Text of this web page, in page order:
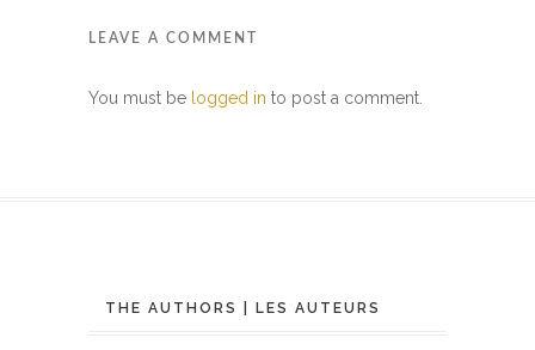
LEAVE A COMMENT
You must be logged in to post a comment.
THE AUTHORS | LES AUTEURS